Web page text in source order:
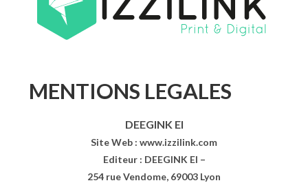
MENTIONS LEGALES
DEEGINK EI
Site Web : www.izzilink.com
Editeur : DEEGINK EI –
254 rue Vendome, 69003 Lyon